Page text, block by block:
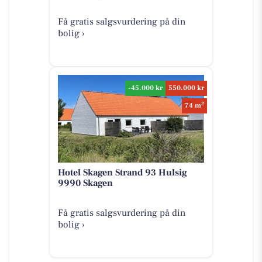
Få gratis salgsvurdering på din
bolig ›
-45.000 kr
550.000 kr
74 m2
Hotel Skagen Strand 93 Hulsig
9990 Skagen
Få gratis salgsvurdering på din
bolig ›